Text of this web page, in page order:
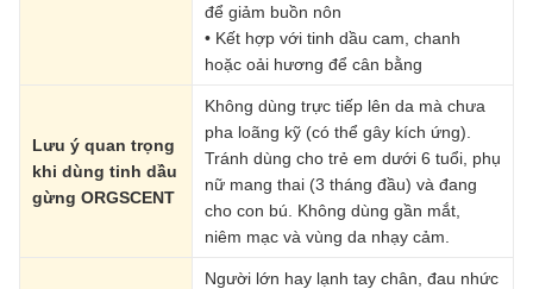
để giảm buồn nôn
• Kết hợp với tinh dầu cam, chanh
hoặc oải hương để cân bằng
Lưu ý quan trọng
khi dùng tinh dầu
gừng ORGSCENT
Không dùng trực tiếp lên da mà chưa
pha loãng kỹ (có thể gây kích ứng).
Tránh dùng cho trẻ em dưới 6 tuổi, phụ
nữ mang thai (3 tháng đầu) và đang
cho con bú. Không dùng gần mắt,
niêm mạc và vùng da nhạy cảm.
Người lớn hay lạnh tay chân, đau nhức